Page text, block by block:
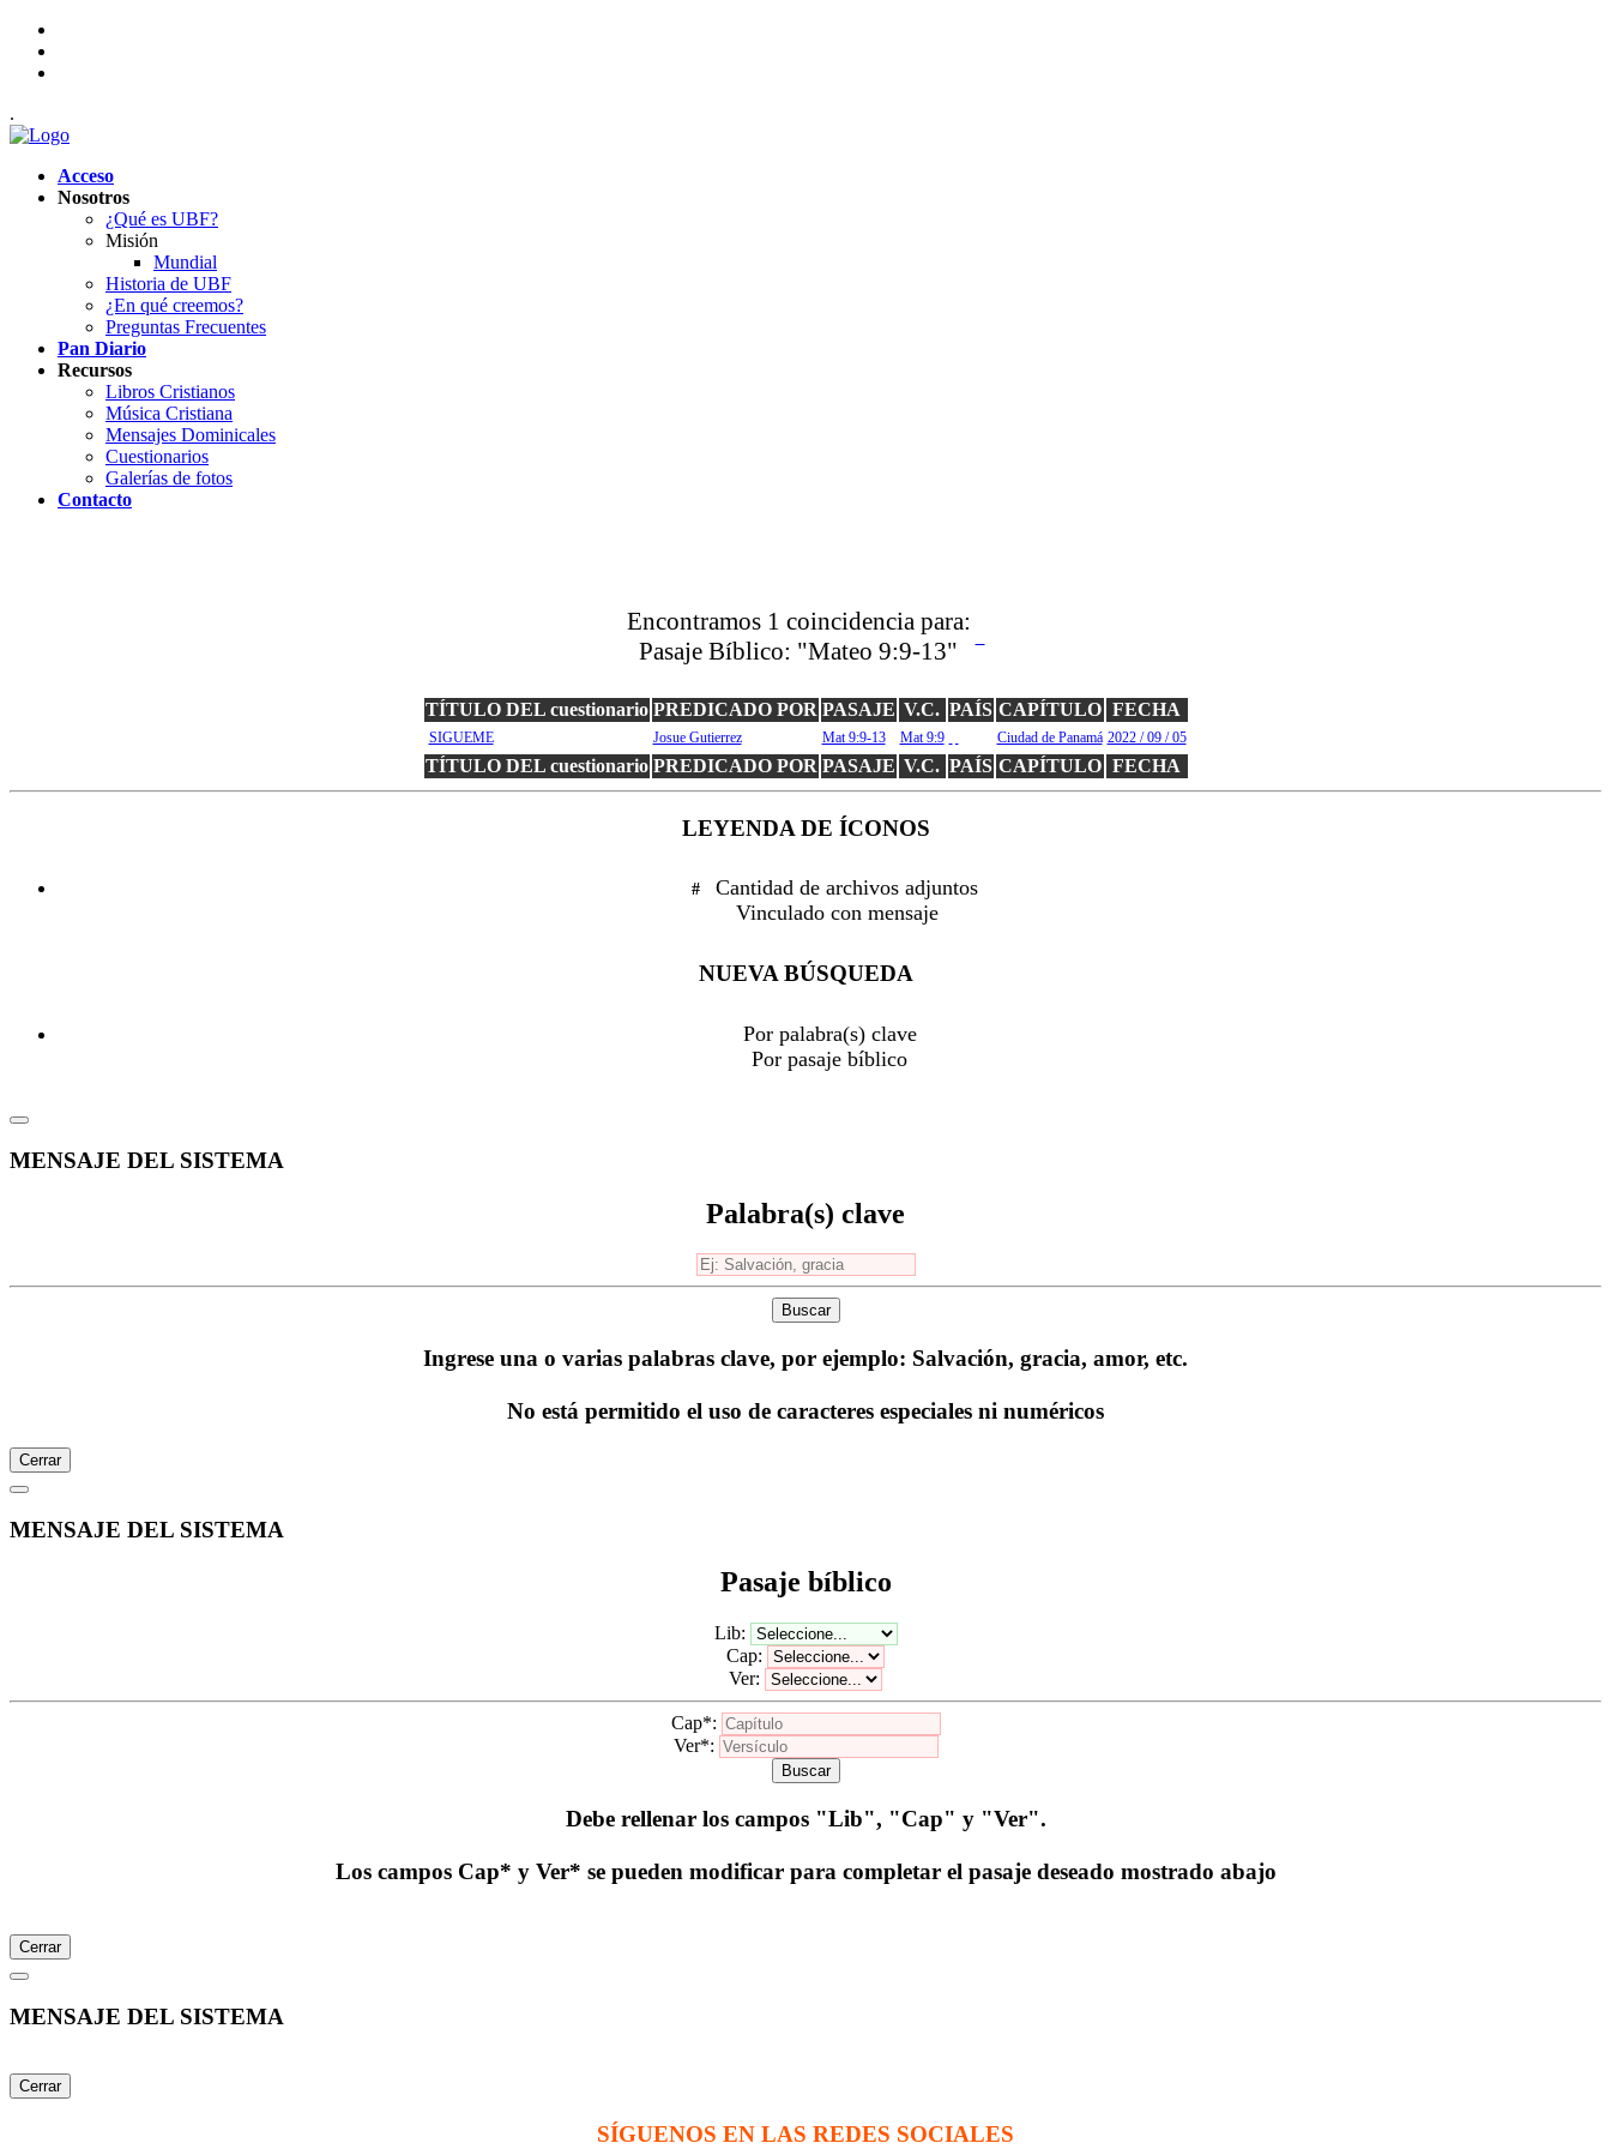
.
Acceso
Nosotros
¿Qué es UBF?
Misión
Mundial
Historia de UBF
¿En qué creemos?
Preguntas Frecuentes
Pan Diario
Recursos
Libros Cristianos
Música Cristiana
Mensajes Dominicales
Cuestionarios
Galerías de fotos
Contacto
Encontramos 1 coincidencia para:
Pasaje Bíblico: "Mateo 9:9-13"
TÍTULO DEL cuestionario PREDICADO POR PASAJE V.C. PAÍS CAPÍTULO FECHA
SIGUEME Josue Gutierrez Mat 9:9-13 Mat 9:9 Ciudad de Panamá 2022 / 09 / 05
TÍTULO DEL cuestionario PREDICADO POR PASAJE V.C. PAÍS CAPÍTULO FECHA
LEYENDA DE ÍCONOS
#
Cantidad de archivos adjuntos
Vinculado con mensaje
NUEVA BÚSQUEDA
Por palabra(s) clave
Por pasaje bíblico
MENSAJE DEL SISTEMA
Palabra(s) clave
Buscar
Ingrese una o varias palabras clave, por ejemplo: Salvación, gracia, amor, etc.
No está permitido el uso de caracteres especiales ni numéricos
Cerrar
MENSAJE DEL SISTEMA
Pasaje bíblico
Lib:
Cap:
Ver:
Cap*:
Ver*:
Buscar
Debe rellenar los campos "Lib", "Cap" y "Ver".
Los campos Cap* y Ver* se pueden modificar para completar el pasaje deseado mostrado abajo
Cerrar
MENSAJE DEL SISTEMA
Cerrar
SÍGUENOS EN LAS REDES SOCIALES